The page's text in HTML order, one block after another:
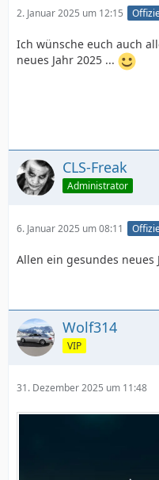
2. Januar 2025 um 12:15
Ich wünsche euch auch
neues Jahr 2025 ...
CLS-Freak
Administrator
6. Januar 2025 um 08:11
Allen ein gesundes neues
Wolf314
VIP
31. Dezember 2025 um 11:48